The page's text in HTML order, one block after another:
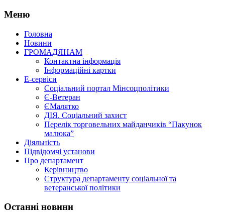
Меню
Головна
Новини
ГРОМАДЯНАМ
Контактна інформація
Інформаційні картки
Е-сервіси
Соціальний портал Мінсоцполітики
Є-Ветеран
ЄМалятко
ДІЯ. Соціальний захист
Перелік торговельних майданчиків “Пакунок
малюка”
Діяльність
Підвідомчі установи
Про департамент
Керівництво
Структура департаменту соціальної та
ветеранської політики
Останні новини